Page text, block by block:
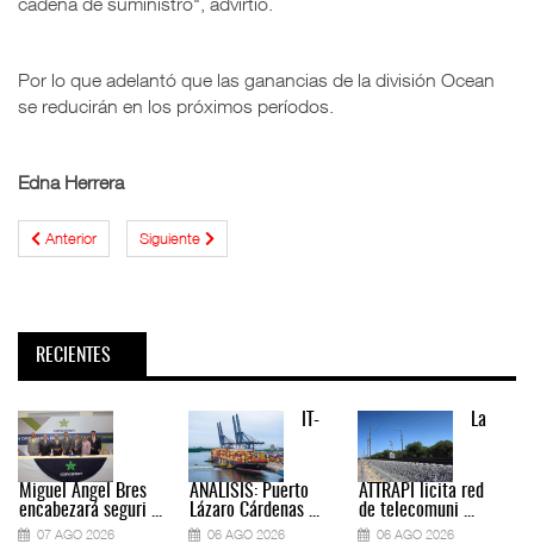
Por lo que adelantó que las ganancias de la división Ocean
se reducirán en los próximos períodos.
Edna Herrera
Anterior Siguiente
RECIENTES
Miguel Ángel Bres
encabezará seguri ...
07 AGO 2026
IT-
ANÁLISIS: Puerto
Lázaro Cárdenas ...
06 AGO 2026
La
ATTRAPI licita red
de telecomuni ...
06 AGO 2026